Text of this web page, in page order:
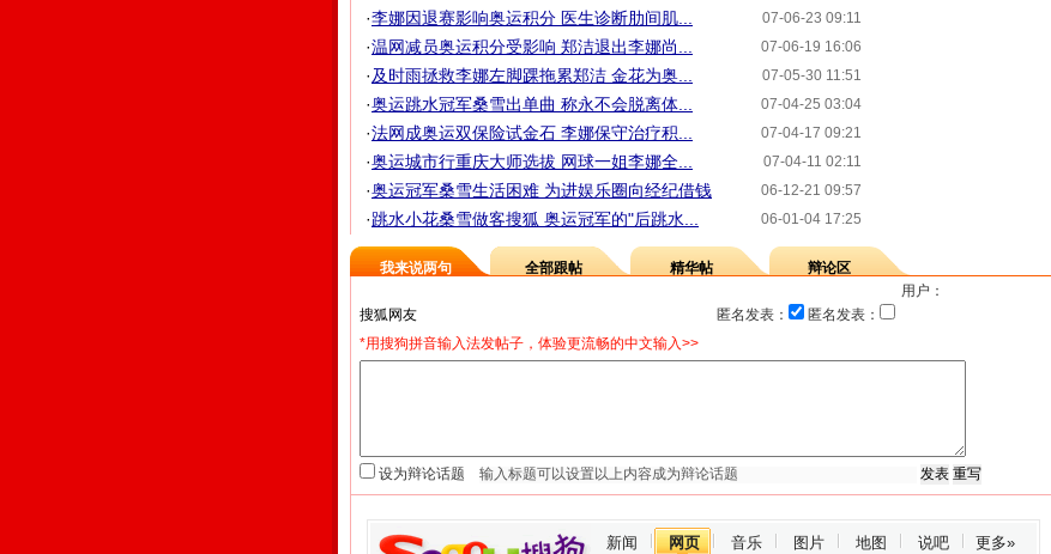
07-06-23 09:11
·李娜因退赛影响奥运积分 医生诊断肋间肌...
07-06-19 16:06
·温网减员奥运积分受影响 郑洁退出李娜尚...
07-05-30 11:51
·及时雨拯救李娜左脚踝拖累郑洁 金花为奥...
07-04-25 03:04
·奥运跳水冠军桑雪出单曲 称永不会脱离体...
07-04-17 09:21
·法网成奥运双保险试金石 李娜保守治疗积...
07-04-11 02:11
·奥运城市行重庆大师选拔 网球一姐李娜全...
06-12-21 09:57
·奥运冠军桑雪生活困难 为进娱乐圈向经纪借钱
06-01-04 17:25
·跳水小花桑雪做客搜狐 奥运冠军的"后跳水...
我来说两句 全部跟帖 精华帖
辩论区
用户：
匿名发表：
匿名发表：
*用搜狗拼音输入法发帖子，体验更流畅的中文输入>>
设为辩论话题
新闻 网页 音乐 图片 地图 说吧 更多»